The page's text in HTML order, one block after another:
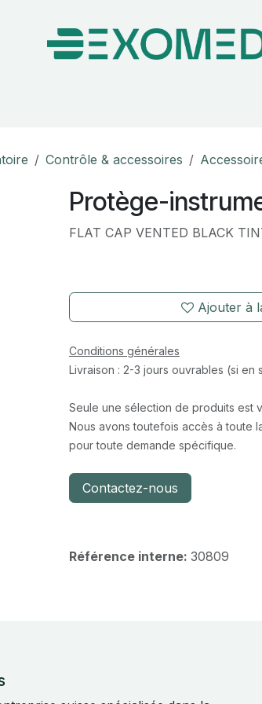
Contrôle & accessoires
Protège-
FLAT CAP VENTED BLACK
Ajouter à
Conditions générales
Livraison : 2-3 jours ouvrables (si en
Seule une sélection de produits est
Nous avons toutefois accès à toute
pour toute demande spécifique.
Contactez-nous
Référence interne: 30809